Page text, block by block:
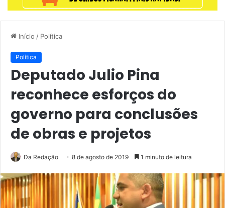
Início / Política
Política
Deputado Julio Pina
reconhece esforços do
governo para conclusões
de obras e projetos
Da Redação 8 de agosto de 2019 1 minuto de leitura